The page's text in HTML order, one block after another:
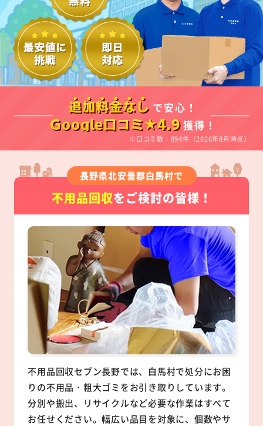
追加料金なし で安心！
Google口コミ★4.9 獲得！
※口コミ数：894件（2026年8月時点）
長野県北安曇郡白馬村で
不用品回収をご検討の皆様！
不用品回収セブン長野では、白馬村で処分にお困
りの不用品・粗大ゴミをお引き取りしています。
分別や搬出、リサイクルなど必要な作業はすべて
お任せください。幅広い品目を対象に、個数やサ